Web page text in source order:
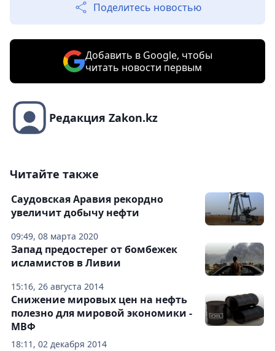
Поделитесь новостью
Добавить в Google, чтобы
читать новости первым
Редакция Zakon.kz
Читайте также
09:49, 08 марта 2020
Саудовская Аравия рекордно
увеличит добычу нефти
15:16, 26 августа 2014
Запад предостерег от бомбежек
исламистов в Ливии
18:11, 02 декабря 2014
Снижение мировых цен на нефть
полезно для мировой экономики -
МВФ